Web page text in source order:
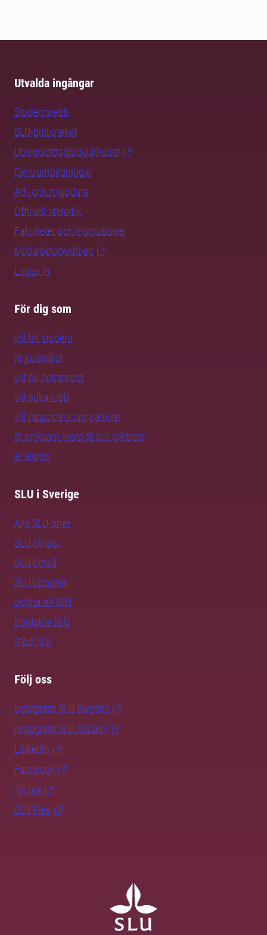
Utvalda ingångar
Studentwebb
SLU-biblioteket
Universitetsdjursjukhuset
Centrumbildningar
Art- och miljödata
Officiell statistik
Fakulteter och institutioner
Medarbetarwebben
Logga in
För dig som
vill bli student
är journalist
vill bli doktorand
vill söka jobb
vill rapportera om naturen
är verksam inom SLU:s sektorer
är alumn
SLU i Sverige
Alla SLU-orter
SLU Alnarp
SLU Umeå
SLU Uppsala
Jobba på SLU
Kontakta SLU
Stöd SLU
Följ oss
Instagram SLU.Sweden
Instagram SLU.student
LinkedIn
Facebook
TikTok
SLU Play